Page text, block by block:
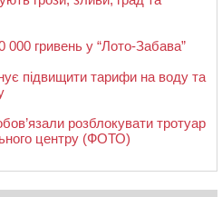
гривень у “Лото-Забава”
підвищити тарифи на воду та
розблокувати тротуар
центру (ФОТО)